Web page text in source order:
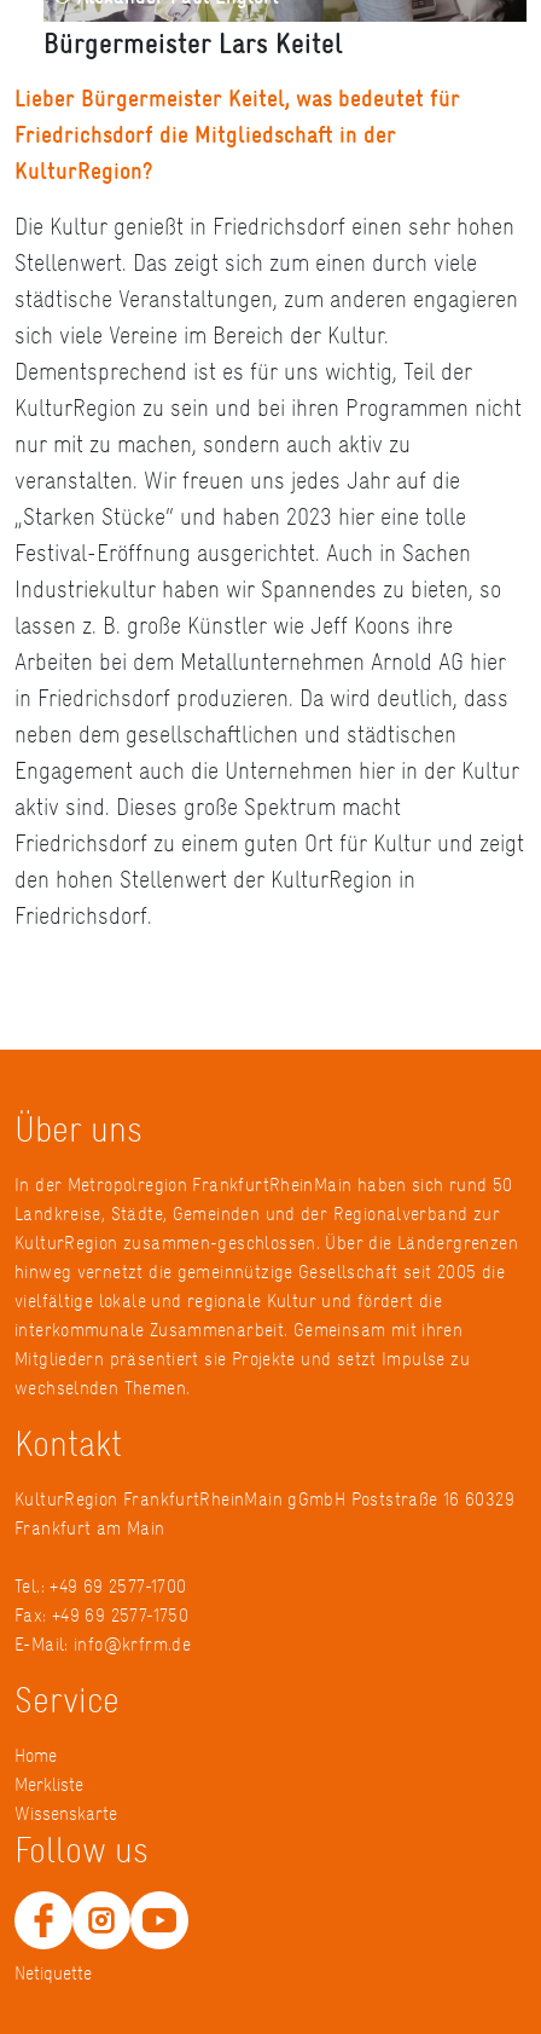
Bürgermeister Lars Keitel
Lieber Bürgermeister Keitel, was bedeutet für
Friedrichsdorf die Mitgliedschaft in der
KulturRegion?
Die Kultur genießt in Friedrichsdorf einen sehr hohen
Stellenwert. Das zeigt sich zum einen durch viele
städtische Veranstaltungen, zum anderen engagieren
sich viele Vereine im Bereich der Kultur.
Dementsprechend ist es für uns wichtig, Teil der
KulturRegion zu sein und bei ihren Programmen nicht
nur mit zu machen, sondern auch aktiv zu
veranstalten. Wir freuen uns jedes Jahr auf die
„Starken Stücke“ und haben 2023 hier eine tolle
Festival-Eröffnung ausgerichtet. Auch in Sachen
Industriekultur haben wir Spannendes zu bieten, so
lassen z. B. große Künstler wie Jeff Koons ihre
Arbeiten bei dem Metallunternehmen Arnold AG hier
in Friedrichsdorf produzieren. Da wird deutlich, dass
neben dem gesellschaftlichen und städtischen
Engagement auch die Unternehmen hier in der Kultur
aktiv sind. Dieses große Spektrum macht
Friedrichsdorf zu einem guten Ort für Kultur und zeigt
den hohen Stellenwert der KulturRegion in
Friedrichsdorf.
Über uns
In der Metropolregion FrankfurtRheinMain haben sich rund 50
Landkreise, Städte, Gemeinden und der Regionalverband zur
KulturRegion zusammen-geschlossen. Über die Ländergrenzen
hinweg vernetzt die gemeinnützige Gesellschaft seit 2005 die
vielfältige lokale und regionale Kultur und fördert die
interkommunale Zusammenarbeit. Gemeinsam mit ihren
Mitgliedern präsentiert sie Projekte und setzt Impulse zu
wechselnden Themen.
Kontakt
KulturRegion FrankfurtRheinMain gGmbH Poststraße 16 60329
Frankfurt am Main
Tel.: +49 69 2577-1700
Fax: +49 69 2577-1750
E-Mail: info@krfrm.de
Service
Home
Merkliste
Wissenskarte
Follow us
Netiquette